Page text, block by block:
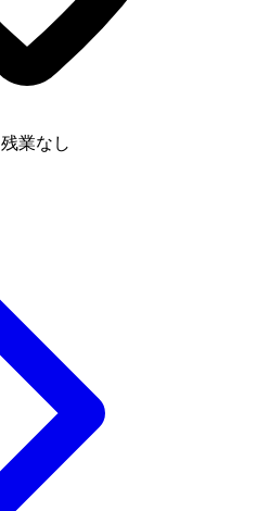
残業なし